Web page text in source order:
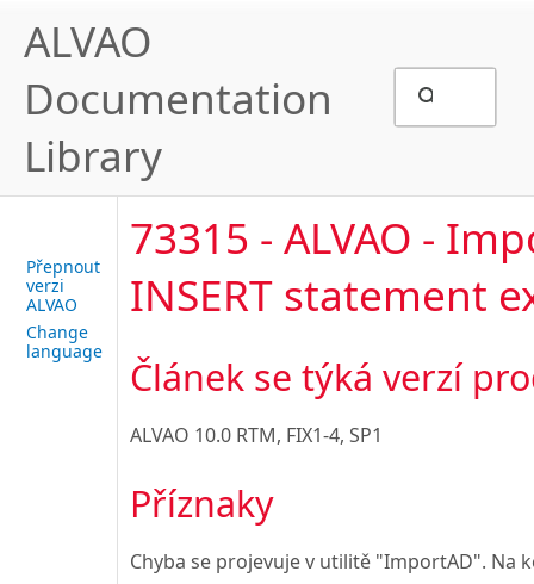
ALVAO
Documentation
Library
Přepnout
verzi
ALVAO
Change
language
73315 - ALVAO -
INSERT statement
Článek se týká verzí
ALVAO 10.0 RTM, FIX1-4, SP1
Příznaky
Chyba se projevuje v utilitě "ImportAD". Na